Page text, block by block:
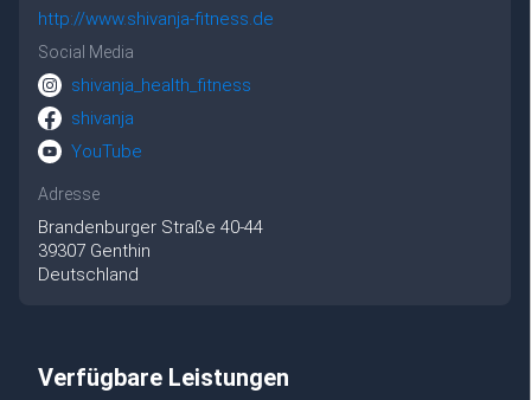
http://www.shivanja-fitness.de
Social Media
shivanja_health_fitness
shivanja
YouTube
Adresse
Brandenburger Straße 40-44
39307 Genthin
Deutschland
Verfügbare Leistungen